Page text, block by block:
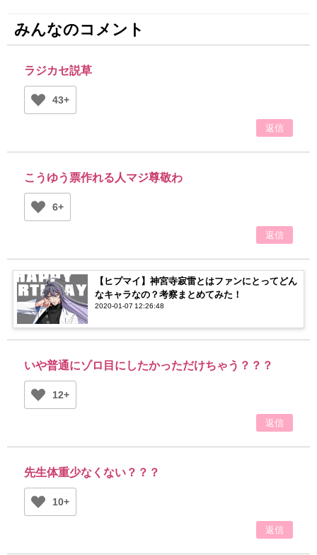
みんなのコメント
ラジカセ説草
43+
返信
こうゆう票作れる人マジ尊敬わ
6+
返信
【ヒプマイ】神宮寺寂雷とはファンにとってどん
なキャラなの？考察まとめてみた！
2020-01-07 12:26:48
いや普通にゾロ目にしたかっただけちゃう？？？
12+
返信
先生体重少なくない？？？
10+
返信